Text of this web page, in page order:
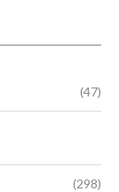
(47)
(298)